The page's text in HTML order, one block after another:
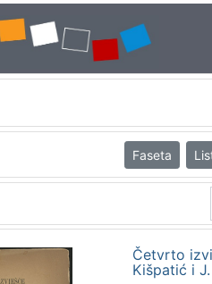
Faseta
Četvrto
Kišpatić i